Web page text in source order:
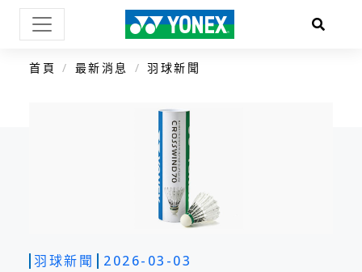
首頁 最新消息 羽球新聞
羽球新聞 2026-03-03